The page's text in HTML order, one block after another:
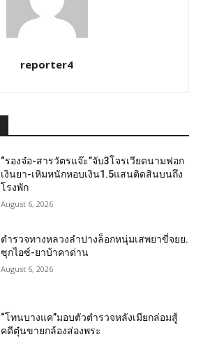
reporter4
“รองจ๋อ-สารวัตรแจ๊ะ”จับ3โจรเวียดนามฟอก
เงินยา-เหิมหนักหอบเงิน1.5แสนติดสินบนถึง
โรงพัก
August 6, 2026
ตำรวจทางหลวงลำปางล็อกหนุ่มเสพยาขี่จยย.
ซุกไอซ์-ยาบ้าคาด่าน
August 6, 2026
“โทนบางแค”มอบตัวตำรวจหลังเมียกล่อมสู้
คดีตุ๋นขายกล้องส่องพระ